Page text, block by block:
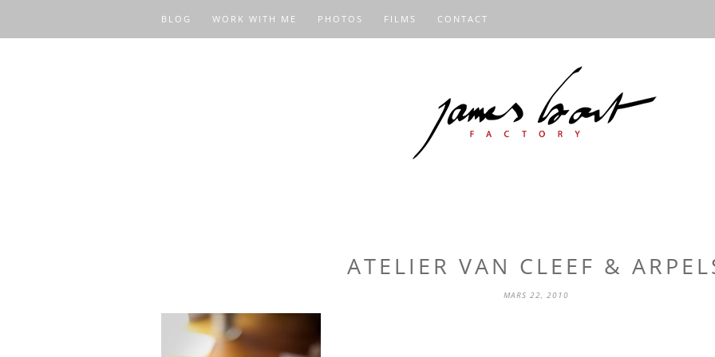
BLOG WORK WITH ME PHOTOS FILMS CONTACT
ATELIER VAN CLEEF &
MARS 22, 2010